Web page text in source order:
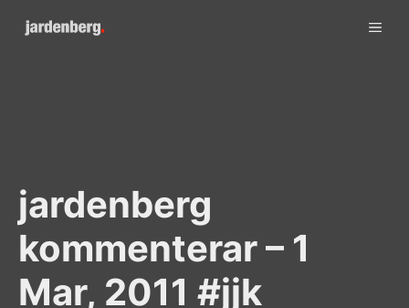
jardenberg
kommenterar – 1
Mar, 2011 #jjk